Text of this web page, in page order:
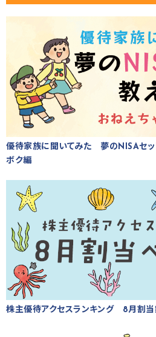
優待家族に聞いてみた 夢のNISAセッ
ボク編
株主優待アクセスランキング 8月割当